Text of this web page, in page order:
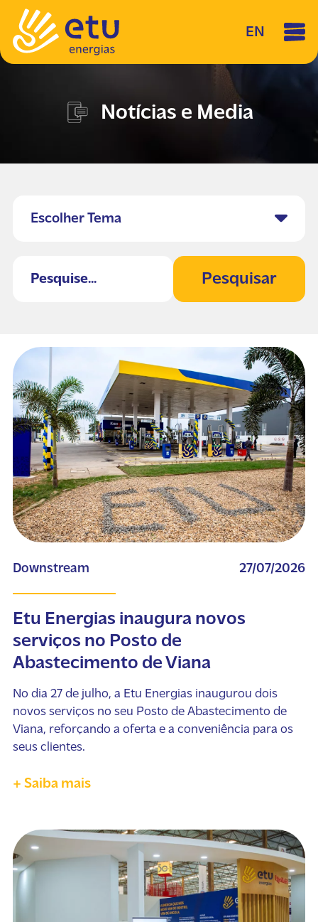
EN
Notícias e Media
Escolher Tema
Downstream 27/07/2026
Etu Energias inaugura novos
serviços no Posto de
Abastecimento de Viana
No dia 27 de julho, a Etu Energias inaugurou dois
novos serviços no seu Posto de Abastecimento de
Viana, reforçando a oferta e a conveniência para os
seus clientes.
+ Saiba mais